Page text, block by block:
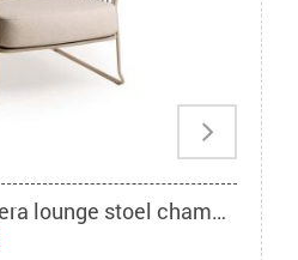
Tierra Outdoor Rivera lounge stoel champagne